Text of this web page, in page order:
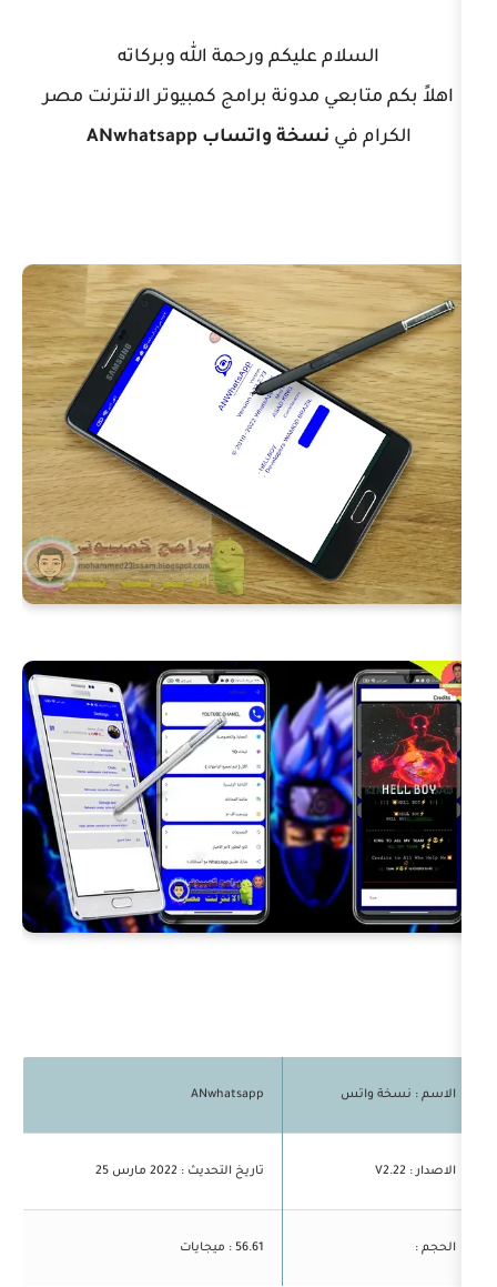
عليكم ورحمة الله وبركاته
مدونة برامج كمبيوتر الانترنت مصر
نسخة واتساب ANwhatsapp
ANwhatsapp
تاريخ التحديث : 2022 مارس 25